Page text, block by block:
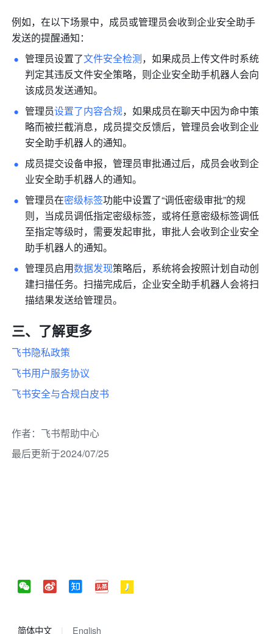
例如，在以下场景中，成员或管理员会收到企业安全助手
发送的提醒通知：
管理员设置了文件安全检测，如果成员上传文件时系统
判定其违反文件安全策略，则企业安全助手机器人会向
该成员发送通知。
管理员设置了内容合规，如果成员在聊天中因为命中策
略而被拦截消息，成员提交反馈后，管理员会收到企业
安全助手机器人的通知。
成员提交设备申报，管理员审批通过后，成员会收到企
业安全助手机器人的通知。
管理员在密级标签功能中设置了“调低密级审批”的规
则，当成员调低指定密级标签，或将任意密级标签调低
至指定等级时，需要发起审批，审批人会收到企业安全
助手机器人的通知。
管理员启用数据发现策略后，系统将会按照计划自动创
建扫描任务。扫描完成后，企业安全助手机器人会将扫
描结果发送给管理员。
三、了解更多
飞书隐私政策
飞书用户服务协议
飞书安全与合规白皮书
作者： 飞书帮助中心
最后更新于2024/07/25
简体中文 English